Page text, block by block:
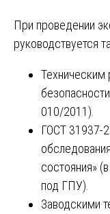
При проведении
руководствуется
Техническим
010/2011).
ГОСТ 31937-
состояния»
под ГПУ).
Заводскими